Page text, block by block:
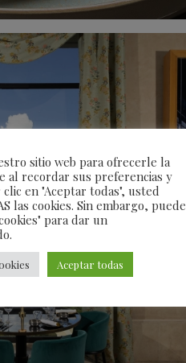
sitio web para ofrecerle la
al recordar sus preferencias y
en "Aceptar todas", usted
las cookies. Sin embargo, puede
para dar un
Aceptar todas